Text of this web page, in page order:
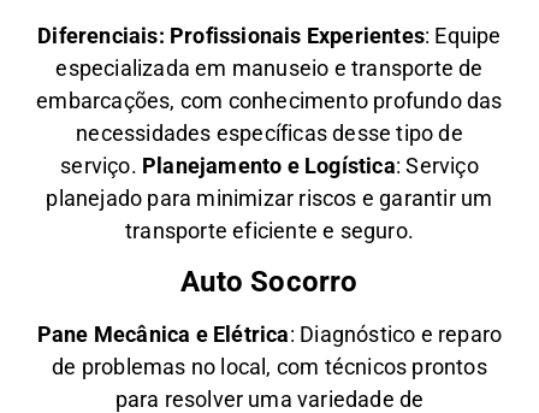
Diferenciais: Profissionais Experientes: Equipe
especializada em manuseio e transporte de
embarcações, com conhecimento profundo das
necessidades específicas desse tipo de
serviço. Planejamento e Logística: Serviço
planejado para minimizar riscos e garantir um
transporte eficiente e seguro.
Auto Socorro
Pane Mecânica e Elétrica: Diagnóstico e reparo
de problemas no local, com técnicos prontos
para resolver uma variedade de